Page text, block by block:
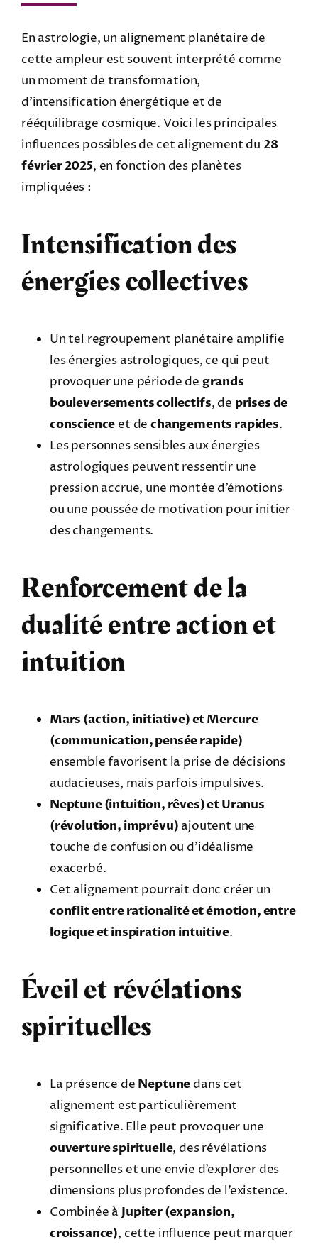
En astrologie, un alignement planétaire de
cette ampleur est souvent interprété comme
un moment de transformation,
d’intensification énergétique et de
rééquilibrage cosmique. Voici les principales
influences possibles de cet alignement du 28
février 2025, en fonction des planètes
impliquées :
Intensification des
énergies collectives
Un tel regroupement planétaire amplifie
les énergies astrologiques, ce qui peut
provoquer une période de grands
bouleversements collectifs, de prises de
conscience et dechangements rapides.
Les personnes sensibles aux énergies
astrologiques peuvent ressentir une
pression accrue, une montée d’émotions
ou une poussée de motivation pour initier
des changements.
Renforcement de la
dualité entre action et
intuition
Mars (action, initiative) et Mercure
(communication, pensée rapide)
ensemble favorisent la prise de décisions
audacieuses, mais parfois impulsives.
Neptune (intuition, rêves) et Uranus
(révolution, imprévu) ajoutent une
touche de confusion ou d’idéalisme
exacerbé.
Cet alignement pourrait donc créer un
conflit entre rationalité et émotion, entre
logique et inspiration intuitive.
Éveil et révélations
spirituelles
La présence de Neptune dans cet
alignement est particulièrement
significative. Elle peut provoquer une
ouverture spirituelle, des révélations
personnelles et une envie d’explorer des
dimensions plus profondes de l’existence.
Combinée àJupiter (expansion,
croissance), cette influence peut marquer